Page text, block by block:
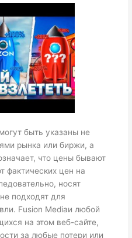
быть указаны не
рынка или биржи, а
что цены бывают
фактических цен на
носят
подходят для
Fusion Mediaи любой
на этом веб-сайте,
за любые потери или